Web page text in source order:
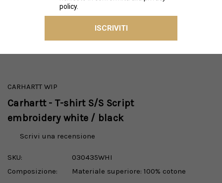
CARHARTT WIP
Carhartt - T-shirt S/S Script
embroidery white / black
Scrivi una recensione
SKU:
030435WHI
Composizione:
Materiale superiore: 100% cotone